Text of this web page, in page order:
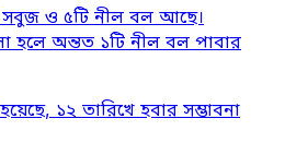
সবুজ ও ৫টি নীল বল আছে।
হলে অন্তত ১টি নীল বল পাবার
১২ তারিখে হবার সম্ভাবনা